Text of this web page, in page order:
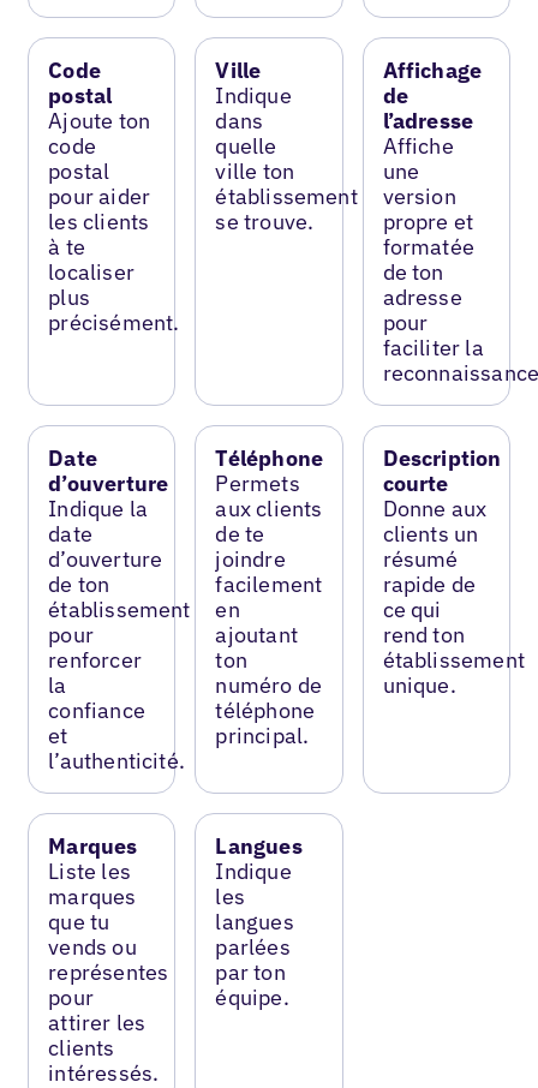
Code
postal
Ajoute ton
code
postal
pour aider
les clients
à te
localiser
plus
précisément.
Ville
Indique
dans
quelle
ville ton
établissement
se trouve.
Affichage
de
l’adresse
Affiche
une
version
propre et
formatée
de ton
adresse
pour
faciliter la
Date
d’ouverture
Indique la
date
d’ouverture
de ton
établissement
pour
renforcer
la
confiance
et
l’authenticité.
Téléphone
Permets
aux clients
de te
joindre
facilement
en
ajoutant
ton
numéro de
téléphone
principal.
Description
courte
Donne aux
clients un
résumé
rapide de
ce qui
rend ton
établissement
unique.
Marques
Liste les
marques
que tu
vends ou
représentes
pour
attirer les
clients
intéressés.
Langues
Indique
les
langues
parlées
par ton
équipe.